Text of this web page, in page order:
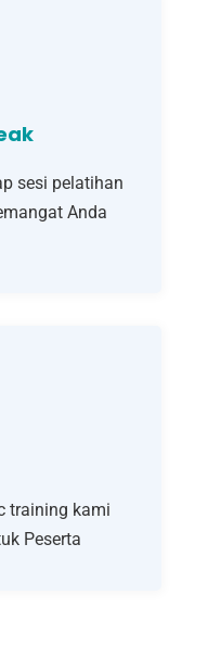
sesi pelatihan
Anda
training kami
Peserta